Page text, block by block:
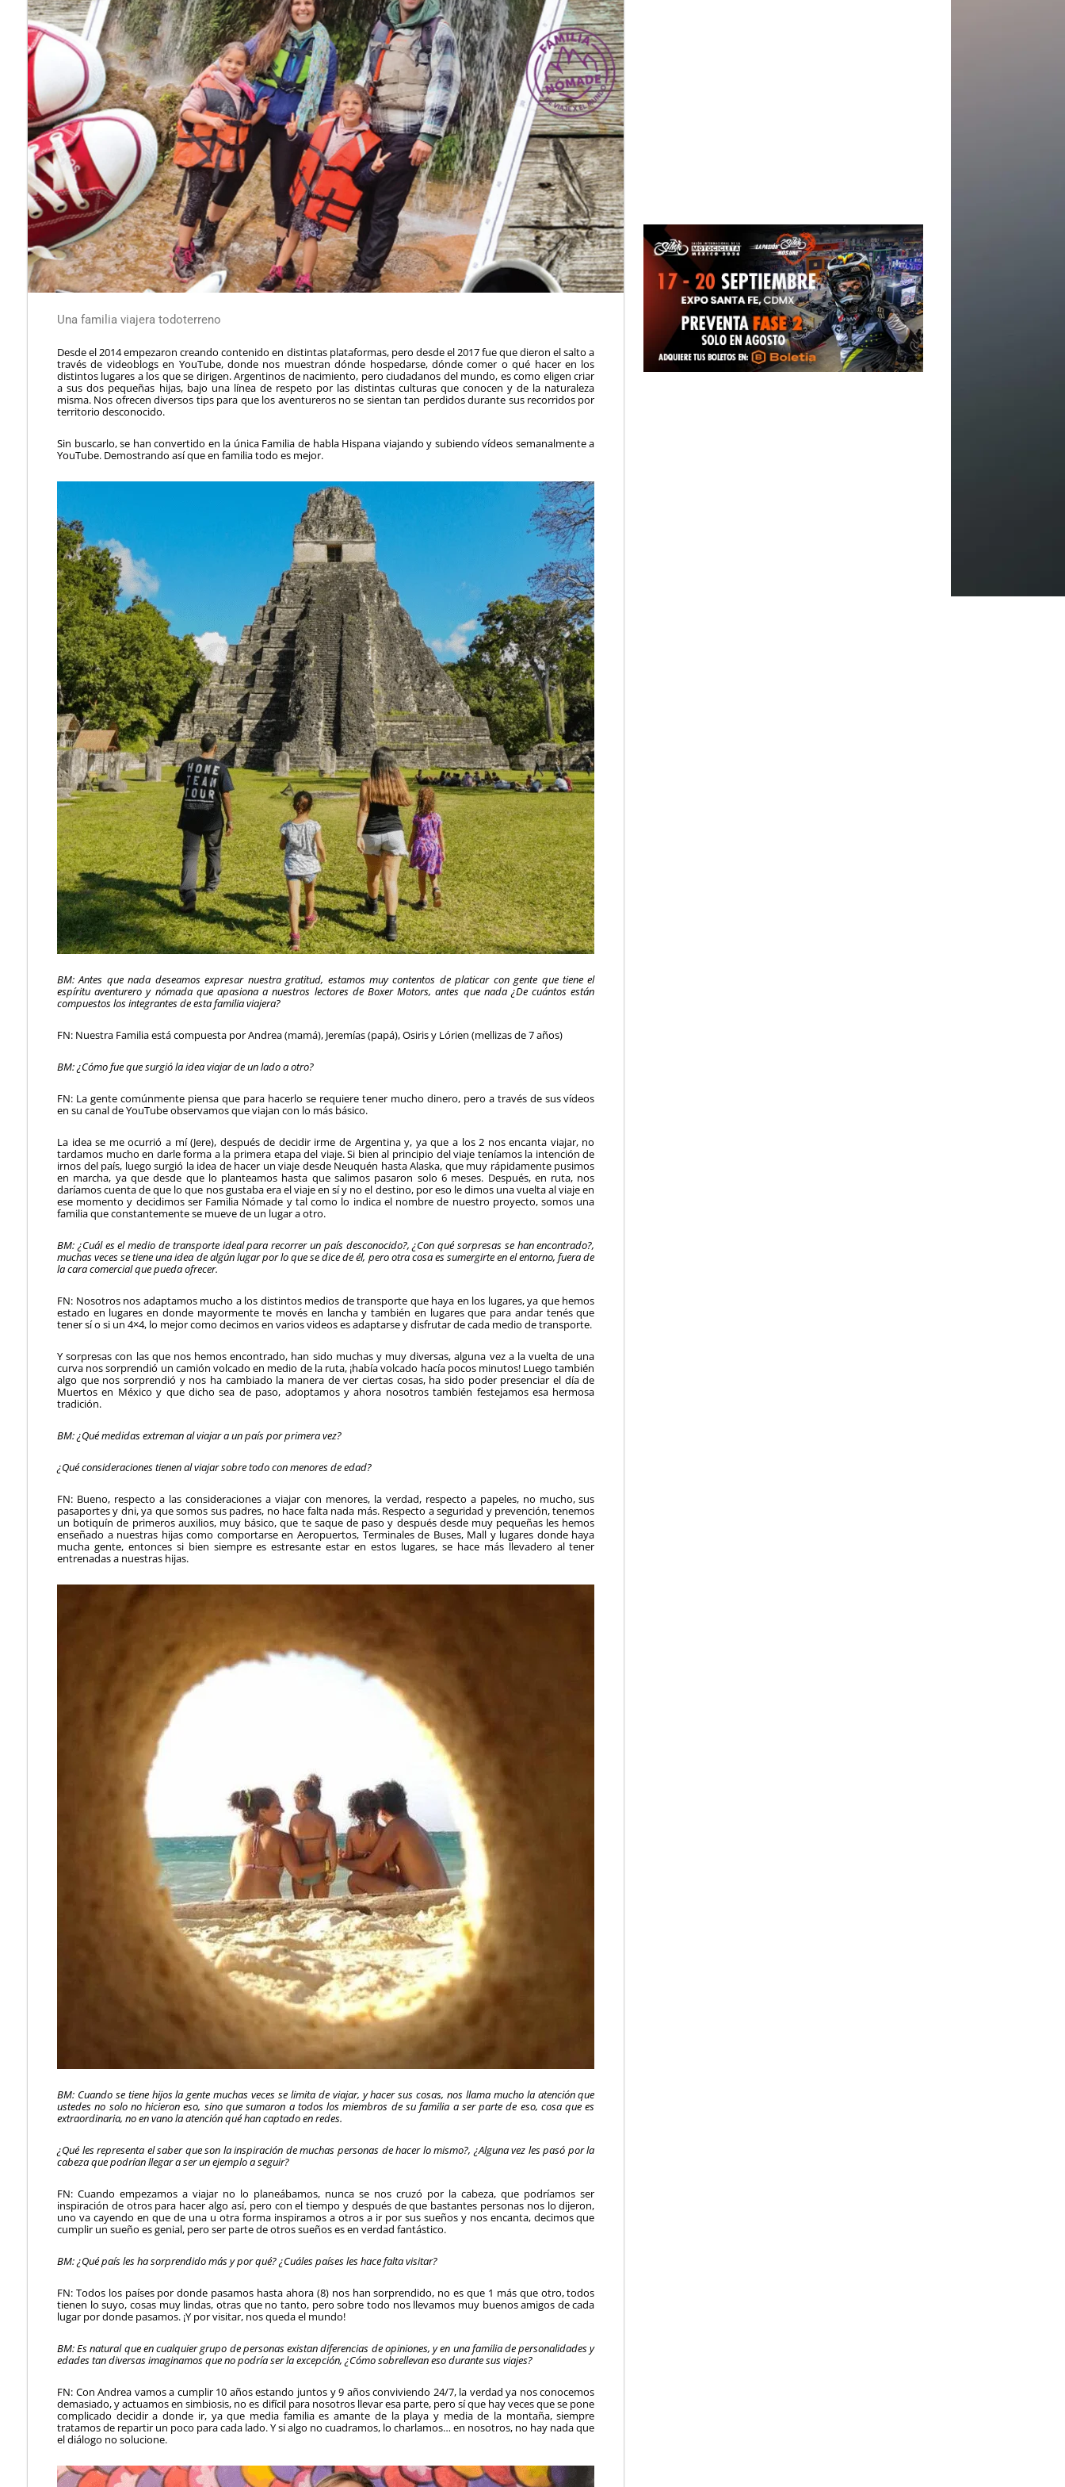
Una familia viajera todoterreno
Desde el 2014 empezaron creando contenido en distintas plataformas, pero desde el 2017 fue que dieron el salto a
través de videoblogs en YouTube, donde nos muestran dónde hospedarse, dónde comer o qué hacer en los
distintos lugares a los que se dirigen. Argentinos de nacimiento, pero ciudadanos del mundo, es como eligen criar
a sus dos pequeñas hijas, bajo una línea de respeto por las distintas culturas que conocen y de la naturaleza
misma. Nos ofrecen diversos tips para que los aventureros no se sientan tan perdidos durante sus recorridos por
territorio desconocido.
Sin buscarlo, se han convertido en la única Familia de habla Hispana viajando y subiendo vídeos semanalmente a
YouTube. Demostrando así que en familia todo es mejor.
BM: Antes que nada deseamos expresar nuestra gratitud, estamos muy contentos de platicar con gente que tiene el
espíritu aventurero y nómada que apasiona a nuestros lectores de Boxer Motors, antes que nada ¿De cuántos están
compuestos los integrantes de esta familia viajera?
FN: Nuestra Familia está compuesta por Andrea (mamá), Jeremías (papá), Osiris y Lórien (mellizas de 7 años)
BM: ¿Cómo fue que surgió la idea viajar de un lado a otro?
FN: La gente comúnmente piensa que para hacerlo se requiere tener mucho dinero, pero a través de sus vídeos
en su canal de YouTube observamos que viajan con lo más básico.
La idea se me ocurrió a mí (Jere), después de decidir irme de Argentina y, ya que a los 2 nos encanta viajar, no
tardamos mucho en darle forma a la primera etapa del viaje. Si bien al principio del viaje teníamos la intención de
irnos del país, luego surgió la idea de hacer un viaje desde Neuquén hasta Alaska, que muy rápidamente pusimos
en marcha, ya que desde que lo planteamos hasta que salimos pasaron solo 6 meses. Después, en ruta, nos
daríamos cuenta de que lo que nos gustaba era el viaje en sí y no el destino, por eso le dimos una vuelta al viaje en
ese momento y decidimos ser Familia Nómade y tal como lo indica el nombre de nuestro proyecto, somos una
familia que constantemente se mueve de un lugar a otro.
BM: ¿Cuál es el medio de transporte ideal para recorrer un país desconocido?, ¿Con qué sorpresas se han encontrado?,
muchas veces se tiene una idea de algún lugar por lo que se dice de él, pero otra cosa es sumergirte en el entorno, fuera de
la cara comercial que pueda ofrecer.
FN: Nosotros nos adaptamos mucho a los distintos medios de transporte que haya en los lugares, ya que hemos
estado en lugares en donde mayormente te movés en lancha y también en lugares que para andar tenés que
tener sí o si un 4×4, lo mejor como decimos en varios videos es adaptarse y disfrutar de cada medio de transporte.
Y sorpresas con las que nos hemos encontrado, han sido muchas y muy diversas, alguna vez a la vuelta de una
curva nos sorprendió un camión volcado en medio de la ruta, ¡había volcado hacía pocos minutos! Luego también
algo que nos sorprendió y nos ha cambiado la manera de ver ciertas cosas, ha sido poder presenciar el día de
Muertos en México y que dicho sea de paso, adoptamos y ahora nosotros también festejamos esa hermosa
tradición.
BM: ¿Qué medidas extreman al viajar a un país por primera vez?
¿Qué consideraciones tienen al viajar sobre todo con menores de edad?
FN: Bueno, respecto a las consideraciones a viajar con menores, la verdad, respecto a papeles, no mucho, sus
pasaportes y dni, ya que somos sus padres, no hace falta nada más. Respecto a seguridad y prevención, tenemos
un botiquín de primeros auxilios, muy básico, que te saque de paso y después desde muy pequeñas les hemos
enseñado a nuestras hijas como comportarse en Aeropuertos, Terminales de Buses, Mall y lugares donde haya
mucha gente, entonces si bien siempre es estresante estar en estos lugares, se hace más llevadero al tener
entrenadas a nuestras hijas.
BM: Cuando se tiene hijos la gente muchas veces se limita de viajar, y hacer sus cosas, nos llama mucho la atención que
ustedes no solo no hicieron eso, sino que sumaron a todos los miembros de su familia a ser parte de eso, cosa que es
extraordinaria, no en vano la atención qué han captado en redes.
¿Qué les representa el saber que son la inspiración de muchas personas de hacer lo mismo?, ¿Alguna vez les pasó por la
cabeza que podrían llegar a ser un ejemplo a seguir?
FN: Cuando empezamos a viajar no lo planeábamos, nunca se nos cruzó por la cabeza, que podríamos ser
inspiración de otros para hacer algo así, pero con el tiempo y después de que bastantes personas nos lo dijeron,
uno va cayendo en que de una u otra forma inspiramos a otros a ir por sus sueños y nos encanta, decimos que
cumplir un sueño es genial, pero ser parte de otros sueños es en verdad fantástico.
BM: ¿Qué país les ha sorprendido más y por qué? ¿Cuáles países les hace falta visitar?
FN: Todos los países por donde pasamos hasta ahora (8) nos han sorprendido, no es que 1 más que otro, todos
tienen lo suyo, cosas muy lindas, otras que no tanto, pero sobre todo nos llevamos muy buenos amigos de cada
lugar por donde pasamos. ¡Y por visitar, nos queda el mundo!
BM: Es natural que en cualquier grupo de personas existan diferencias de opiniones, y en una familia de personalidades y
edades tan diversas imaginamos que no podría ser la excepción, ¿Cómo sobrellevan eso durante sus viajes?
FN: Con Andrea vamos a cumplir 10 años estando juntos y 9 años conviviendo 24/7, la verdad ya nos conocemos
demasiado, y actuamos en simbiosis, no es difícil para nosotros llevar esa parte, pero sí que hay veces que se pone
complicado decidir a donde ir, ya que media familia es amante de la playa y media de la montaña, siempre
tratamos de repartir un poco para cada lado. Y si algo no cuadramos, lo charlamos… en nosotros, no hay nada que
el diálogo no solucione.